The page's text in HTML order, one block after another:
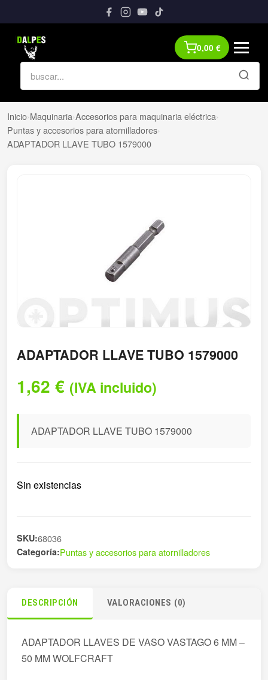
0,00 €
Inicio›Maquinaria›Accesorios para maquinaria eléctrica›
Puntas y accesorios para atornilladores›
ADAPTADOR LLAVE TUBO 1579000
ADAPTADOR LLAVE TUBO 1579000
1,62 € (IVA incluido)
ADAPTADOR LLAVE TUBO 1579000
Sin existencias
SKU:68036
Categoría:Puntas y accesorios para atornilladores
DESCRIPCIÓN VALORACIONES (0)
ADAPTADOR LLAVES DE VASO VASTAGO 6 MM –
50 MM WOLFCRAFT